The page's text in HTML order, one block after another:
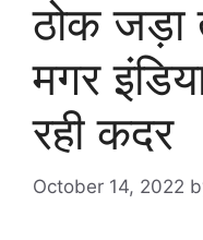
ठोक जड़ा
मगर
रही कदर
October 14, 2022